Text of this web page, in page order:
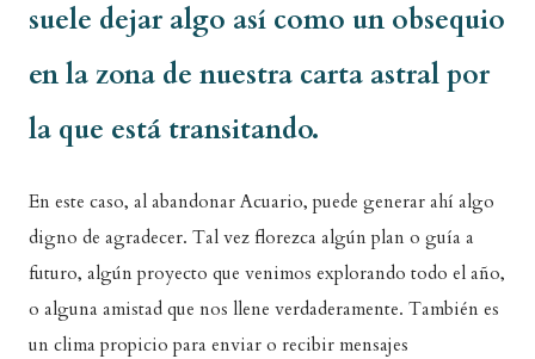
suele dejar algo así como un obsequio
en la zona de nuestra carta astral por
la que está transitando.
En este caso, al abandonar Acuario, puede generar ahí algo
digno de agradecer. Tal vez florezca algún plan o guía a
futuro, algún proyecto que venimos explorando todo el año,
o alguna amistad que nos llene verdaderamente. También es
un clima propicio para enviar o recibir mensajes